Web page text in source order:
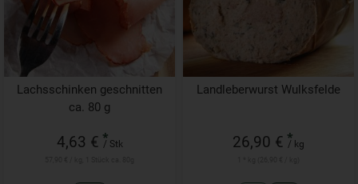
Lachsschinken geschnitten
ca. 80 g
4,63 € *
/ Stk
Landleberwurst Wulksfelde
26,90 € *
/ kg